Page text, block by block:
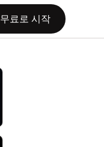
무료로 시작